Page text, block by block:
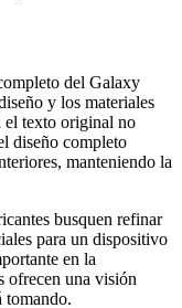
del Galaxy
y los materiales
el texto original no
diseño completo
manteniendo la
busquen refinar
para un dispositivo
en la
ofrecen una visión
tomando.